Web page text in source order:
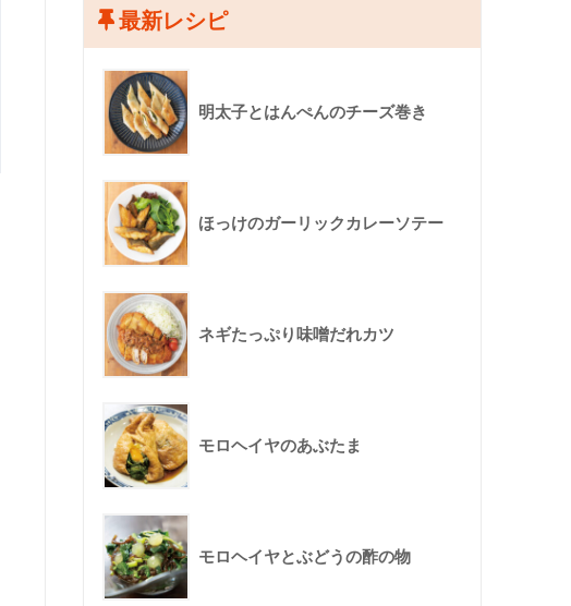
最新レシピ
明太子とはんぺんのチーズ巻き
ほっけのガーリックカレーソテー
ネギたっぷり味噌だれカツ
モロヘイヤのあぶたま
モロヘイヤとぶどうの酢の物